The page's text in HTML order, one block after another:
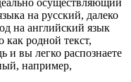
на русский, далеко
на английский язык
как родной текст,
и вы легко распознаете
например,